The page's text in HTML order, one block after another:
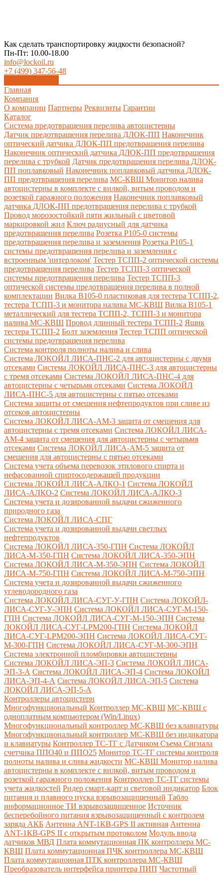
Как сделать транспортировку жидкости безопасной?
Пн-Пт: 10.00-18.00
info@lockoil.ru
+7 (499) 347-56-48
Главная
Компания
О компании Партнеры Реквизиты Гарантии
Каталог
Система предотвращения перелива автоцистерны
Датчик предотвращения перелива ДЛОК-ПП Наконечник
оптический датчика ДЛОК-ПП предотвращения перелива
Наконечник оптический датчика ДЛОК-ПП предотвращения
перелива с трубкой Датчик предотвращения перелива ДЛОК-
ПП поплавковый Наконечник поплавковый датчика ДЛОК-
ПП предотвращения перелива МС-КВШ Монитор налива
автоцистерны в комплекте с вилкой, витым проводом и
розеткой гаражного положения Наконечник поплавковый
датчика ДЛОК-ПП предотвращения перелива с трубкой
Провод морозостойкий пяти жильный с цветовой
маркировкой жил Ключ радиусный для датчика
предотвращения перелива Розетка Р105-0 системы
предотвращения перелива и заземления Розетка Р105-1
системы предотвращения перелива и заземления с
встроенным 'интерлоком' Тестер ТСПП-2 оптической системы
предотвращения перелива Тестер ТСПП-3 оптической
системы предотвращения перелива Тестер ТСПП-3
оптической системы предотвращения перелива в полной
комплектации Вилка В105-0 пластиковая для тестера ТСПП-2,
тестера ТСПП-3 и монитора налива МС-КВШ Вилка В105-1
металлический для тестера ТСПП-2, ТСПП-3 и монитора
налива МС-КВШ Провод длинный тестера ТСПП-2 Ящик
тестера ТСПП-2 Болт заземления Тестер ТСПП оптической
системы предотвращения перелива
Cистема контроля полноты налива и слива
Система ЛОКОЙЛ ЛИСА-ПНС-2 для автоцистерны с двумя
отсеками Система ЛОКОЙЛ ЛИСА-ПНС-3 для автоцистерны
с тремя отсеками Система ЛОКОЙЛ ЛИСА-ПНС-4 для
автоцистерны с четырьмя отсеками Система ЛОКОЙЛ
ЛИСА-ПНС-5 для автоцистерны с пятью отсеками
Система защиты от смешения нефтепродуктов при сливе из
отсеков автоцистерны
Система ЛОКОЙЛ ЛИСА-AM-3 защита от смешения для
автоцистерны с тремя отсеками Система ЛОКОЙЛ ЛИСА-
AM-4 защита от смешения для автоцистерны с четырьмя
отсеками Система ЛОКОЙЛ ЛИСА-AM-5 защита от
смешения для автоцистерны с пятью отсеками
Система учета объема перевозок этилового спирта и
нефасованной спиртосодержащей продукции
Система ЛОКОЙЛ ЛИСА-AЛКО-1 Система ЛОКОЙЛ
ЛИСА-АЛКО-2 Система ЛОКОЙЛ ЛИСА-АЛКО-3
Система учета и дозированной выдачи сжиженного
природного газа
Система ЛОКОЙЛ ЛИСА-СПГ
Система учета и дозированной выдачи светлых
нефтепродуктов
Система ЛОКОЙЛ ЛИСА-350-ГПН Система ЛОКОЙЛ
ЛИСА-М-350-ГПН Система ЛОКОЙЛ ЛИСА-350-ЭПН
Система ЛОКОЙЛ ЛИСА-М-350-ЭПН Система ЛОКОЙЛ
ЛИСА-М-750-ГПН Система ЛОКОЙЛ ЛИСА-М-750-ЭПН
Система учета и дозированной выдачи сжиженного
углеводородного газа
Система ЛОКОЙЛ ЛИСА-СУГ-У-ГПН Система ЛОКОЙЛ-
ЛИСА-СУГ-У-ЭПН Система ЛОКОЙЛ ЛИСА-СУГ-М-150-
ГПН Система ЛОКОЙЛ ЛИСА-СУГ-М-150-ЭПН Система
ЛОКОЙЛ ЛИСА-СУГ-LPM200-ГПН Система ЛОКОЙЛ
ЛИСА-СУГ-LPM200-ЭПН Система ЛОКОЙЛ ЛИСА-СУГ-
М-300-ГПН Система ЛОКОЙЛ ЛИСА-СУГ-М-300-ЭПН
Система электронной пломбировки автоцистерны
Система ЛОКОЙЛ ЛИСА-ЭП-3 Система ЛОКОЙЛ ЛИСА-
ЭП-3-А Система ЛОКОЙЛ ЛИСА-ЭП-4 Система ЛОКОЙЛ
ЛИСА-ЭП-4-А Система ЛОКОЙЛ ЛИСА-ЭП-5 Система
ЛОКОЙЛ ЛИСА-ЭП-5-А
Контроллеры автоцистерн
Многофункциональный Контроллер МС-КВШ МС-КВШ с
одноплатным компьютером (Win/Linux)
Многофункциональный контроллер МС-КВШ без клавиатуры
Многофункциональный контроллер МС-КВШ без индикатора
и клавиатуры Контроллер ТС-ТГ с Датчиком Съема Сигнала
счетчика ППО40 и ППО25 Монитор ТС-ТГ системы контроля
полноты налива и слива жидкости МС-КВШ Монитор налива
автоцистерны в комплекте с вилкой, витым проводом и
розеткой гаражного положения Контроллер ТС-ТГ системы
учета жидкостей Ридер смарт-карт и световой индикатор Блок
питания и плавного пуска взрывозащищенный Табло
информационное ТИ взрывозащищенное Источник
бесперебойного питания взрывозащищенный с контролем
заряда АКБ Антенна ANT-1КВ-GPS II активная Антенна
ANT-1КВ-GPS II с открытым протоколом Модуль ввода
датчиков МВД Плата коммутационная ПК контроллера МС-
КВШ Плата коммутационная ПЧК контроллера МС-КВШ
Плата коммутационная ПТК контроллера МС-КВШ
Преобразователь интерфейса принтера ПИП Частотный